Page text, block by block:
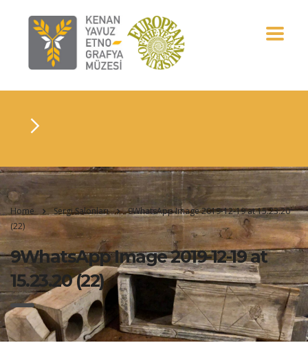
Home Sergi Salonları
9WhatsApp Image 2019-12-19 at 15.23.20
(22)
9WhatsApp Image 2019-12-19 at
15.23.20 (22)